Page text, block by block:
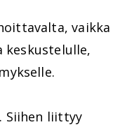
vaikka
keskustelulle,
Siihen liittyy